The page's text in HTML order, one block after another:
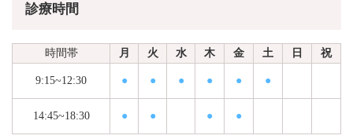
診療時間
時間帯 月 火 水 木 金 土 日 祝
9:15~12:30 ● ● ● ● ● ●
14:45~18:30 ● ● ● ●